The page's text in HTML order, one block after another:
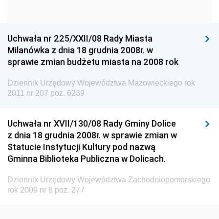
Dziennik Urzędowy Ministra Gospodarki
Dziennik Urzędowy Urzędu Ochrony Konkurencji i
Konsumentów
Dziennik Urzędowy Ministra Pracy i Polityki
Społecznej
Dziennik Urzędowy Urzędu Lotnictwa Cywilnego
Dziennik Urzędowy Komisji Nadzoru Finansowego
Dziennik Urzędowy Ministerstwa Hutnictwa i
Dziennik Urzędowy Ministerstwa Zdrowia i Opieki
Uchwała nr 225/XXII/08 Rady Miasta
Milanówka z dnia 18 grudnia 2008r. w
sprawie zmian budżetu miasta na 2008 rok
Dziennik Urzędowy Województwa Mazowieckiego rok
2011 nr 207 poz. 6239
Uchwała nr XVII/130/08 Rady Gminy Dolice
z dnia 18 grudnia 2008r. w sprawie zmian w
Statucie Instytucji Kultury pod nazwą
Gminna Biblioteka Publiczna w Dolicach.
Dziennik Urzędowy Województwa Zachodniopomorskiego
rok 2009 nr 8 poz. 277